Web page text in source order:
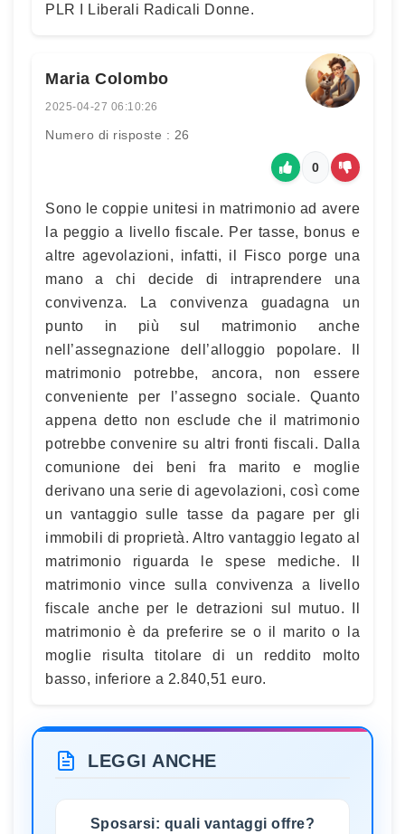
PLR I Liberali Radicali Donne.
Maria Colombo
2025-04-27 06:10:26
Numero di risposte : 26
0
Sono le coppie unitesi in matrimonio ad avere
la peggio a livello fiscale. Per tasse, bonus e
altre agevolazioni, infatti, il Fisco porge una
mano a chi decide di intraprendere una
convivenza. La convivenza guadagna un
punto in più sul matrimonio anche
nell’assegnazione dell’alloggio popolare. Il
matrimonio potrebbe, ancora, non essere
conveniente per l’assegno sociale. Quanto
appena detto non esclude che il matrimonio
potrebbe convenire su altri fronti fiscali. Dalla
comunione dei beni fra marito e moglie
derivano una serie di agevolazioni, così come
un vantaggio sulle tasse da pagare per gli
immobili di proprietà. Altro vantaggio legato al
matrimonio riguarda le spese mediche. Il
matrimonio vince sulla convivenza a livello
fiscale anche per le detrazioni sul mutuo. Il
matrimonio è da preferire se o il marito o la
moglie risulta titolare di un reddito molto
basso, inferiore a 2.840,51 euro.
LEGGI ANCHE
Sposarsi: quali vantaggi offre?